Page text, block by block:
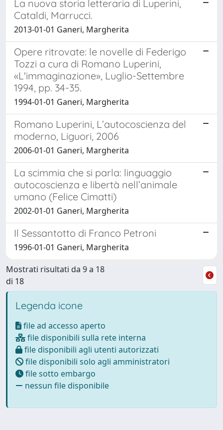
La nuova storia letteraria di Luperini,
Cataldi, Marrucci.
2013-01-01 Ganeri, Margherita
Opere ritrovate: le novelle di Federigo
Tozzi a cura di Romano Luperini,
«L'immaginazione», Luglio-Settembre
1994, pp. 34-35.
1994-01-01 Ganeri, Margherita
Romano Luperini, L’autocoscienza del
moderno, Liguori, 2006
2006-01-01 Ganeri, Margherita
La scimmia che si parla: linguaggio
autocoscienza e libertà nell’animale
umano (Felice Cimatti)
2002-01-01 Ganeri, Margherita
Il Sessantotto di Franco Petroni
1996-01-01 Ganeri, Margherita
Mostrati risultati da 9 a 18
di 18
Legenda icone
file ad accesso aperto
file disponibili sulla rete interna
file disponibili agli utenti autorizzati
file disponibili solo agli amministratori
file sotto embargo
nessun file disponibile